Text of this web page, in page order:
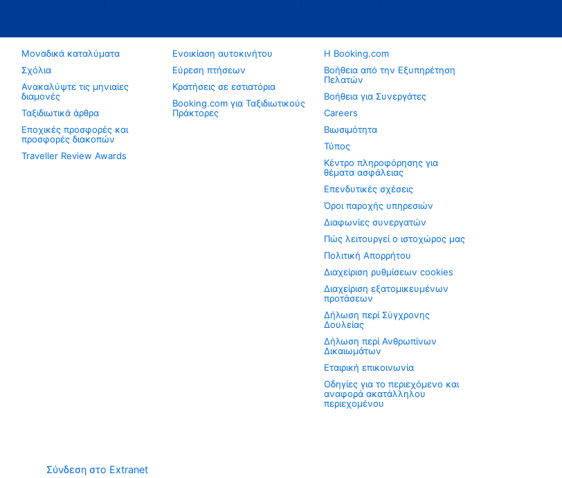
Μοναδικά καταλύματα
Σχόλια
Ανακαλύψτε τις μηνιαίες
διαμονές
Ταξιδιωτικά άρθρα
Εποχικές προσφορές και
προσφορές διακοπών
Traveller Review Awards
Ενοικίαση αυτοκινήτου
Εύρεση πτήσεων
Κρατήσεις σε εστιατόρια
Booking.com για Ταξιδιωτικούς
Πράκτορες
Η Booking.com
Βοήθεια από την Εξυπηρέτηση
Πελατών
Βοήθεια για Συνεργάτες
Careers
Βιωσιμότητα
Τύπος
Κέντρο πληροφόρησης για
θέματα ασφάλειας
Επενδυτικές σχέσεις
Όροι παροχής υπηρεσιών
Διαφωνίες συνεργατών
Πώς λειτουργεί ο ιστοχώρος μας
Πολιτική Απορρήτου
Διαχείριση ρυθμίσεων cookies
Διαχείριση εξατομικευμένων
προτάσεων
Δήλωση περί Σύγχρονης
Δουλείας
Δήλωση περί Ανθρωπίνων
Δικαιωμάτων
Εταιρική επικοινωνία
Οδηγίες για το περιεχόμενο και
αναφορά ακατάλληλου
περιεχομένου
Σύνδεση στο Extranet